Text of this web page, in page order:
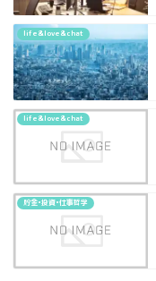
life&love&chat
life&love&chat
貯金•投資•仕事哲学